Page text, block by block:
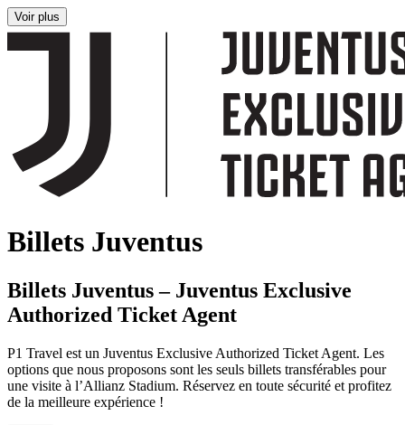
Voir plus
Billets Juventus
Billets Juventus – Juventus Exclusive
Authorized Ticket Agent
P1 Travel est un Juventus Exclusive Authorized Ticket Agent. Les
options que nous proposons sont les seuls billets transférables pour
une visite à l’Allianz Stadium. Réservez en toute sécurité et profitez
de la meilleure expérience !